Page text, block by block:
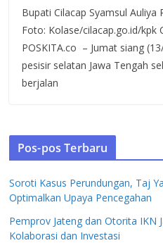
Bupati Cilacap Syamsul Auliya
Foto: Kolase/cilacap.go.id/kpk
POSKITA.co – Jumat siang
pesisir selatan Jawa Tengah
berjalan
Pos-pos Terbaru
Soroti Kasus Perundungan, Taj
Optimalkan Upaya Pencegahan
Pemprov Jateng dan Otorita IKN
Kolaborasi dan Investasi